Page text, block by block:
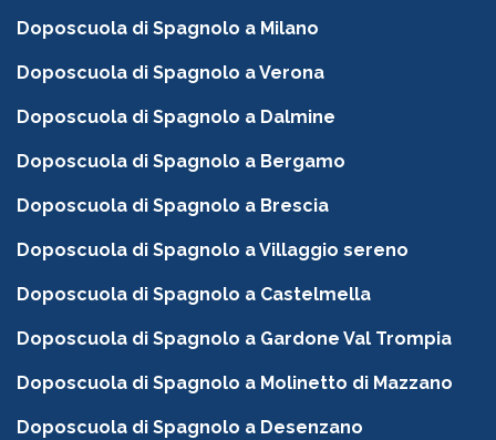
Doposcuola di Spagnolo a Milano
Doposcuola di Spagnolo a Verona
Doposcuola di Spagnolo a Dalmine
Doposcuola di Spagnolo a Bergamo
Doposcuola di Spagnolo a Brescia
Doposcuola di Spagnolo a Villaggio sereno
Doposcuola di Spagnolo a Castelmella
Doposcuola di Spagnolo a Gardone Val Trompia
Doposcuola di Spagnolo a Molinetto di Mazzano
Doposcuola di Spagnolo a Desenzano